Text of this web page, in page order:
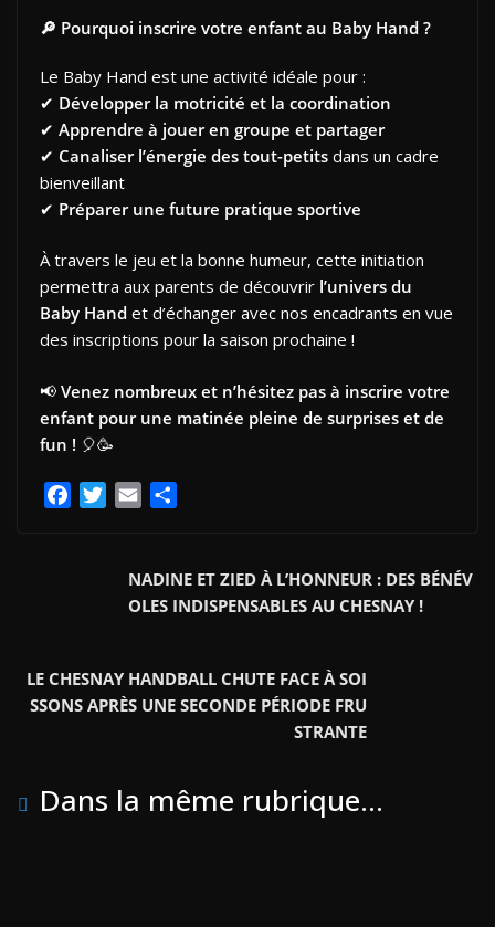
🔎 Pourquoi inscrire votre enfant au Baby Hand ?
Le Baby Hand est une activité idéale pour :
✔ Développer la motricité et la coordination
✔ Apprendre à jouer en groupe et partager
✔ Canaliser l’énergie des tout-petits dans un cadre
bienveillant
✔ Préparer une future pratique sportive
À travers le jeu et la bonne humeur, cette initiation
permettra aux parents de découvrir l’univers du
Baby Hand et d’échanger avec nos encadrants en vue
des inscriptions pour la saison prochaine !
📢 Venez nombreux et n’hésitez pas à inscrire votre
enfant pour une matinée pleine de surprises et de
fun ! 🎈🥳
k
i
l
t
a
r
NADINE ET ZIED À L’HONNEUR : DES BÉNÉV
OLES INDISPENSABLES AU CHESNAY !
LE CHESNAY HANDBALL CHUTE FACE À SOI
SSONS APRÈS UNE SECONDE PÉRIODE FRU
STRANTE
Dans la même rubrique...